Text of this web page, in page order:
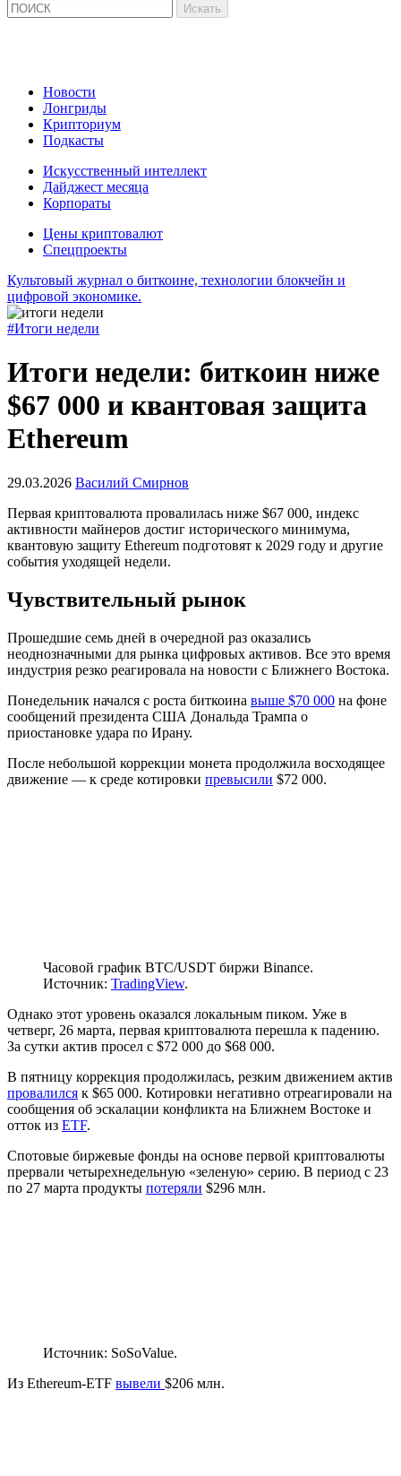
Новости
Лонгриды
Крипториум
Подкасты
Искусственный интеллект
Дайджест месяца
Корпораты
Цены криптовалют
Спецпроекты
Культовый журнал о биткоине, технологии блокчейн и
цифровой экономике.
#Итоги недели
Итоги недели: биткоин ниже
$67 000 и квантовая защита
Ethereum
29.03.2026 Василий Смирнов
Первая криптовалюта провалилась ниже $67 000, индекс
активности майнеров достиг исторического минимума,
квантовую защиту Ethereum подготовят к 2029 году и другие
события уходящей недели.
Чувствительный рынок
Прошедшие семь дней в очередной раз оказались
неоднозначными для рынка цифровых активов. Все это время
индустрия резко реагировала на новости с Ближнего Востока.
Понедельник начался с роста биткоина выше $70 000 на фоне
сообщений президента США Дональда Трампа о
приостановке удара по Ирану.
После небольшой коррекции монета продолжила восходящее
движение — к среде котировки превысили $72 000.
Часовой график BTC/USDT биржи Binance.
Источник: TradingView.
Однако этот уровень оказался локальным пиком. Уже в
четверг, 26 марта, первая криптовалюта перешла к падению.
За сутки актив просел с $72 000 до $68 000.
В пятницу коррекция продолжилась, резким движением актив
провалился к $65 000. Котировки негативно отреагировали на
сообщения об эскалации конфликта на Ближнем Востоке и
отток из ETF.
Спотовые биржевые фонды на основе первой криптовалюты
прервали четырехнедельную «зеленую» серию. В период с 23
по 27 марта продукты потеряли $296 млн.
Источник: SoSoValue.
Из Ethereum-ETF вывели $206 млн.